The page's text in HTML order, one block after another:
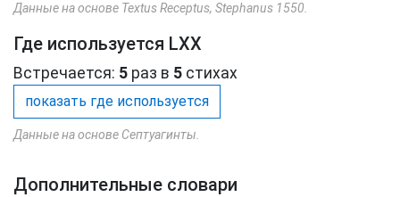
Данные на основе Textus Receptus, Stephanus 1550.
Где используется LXX
Встречается: 5 раз в 5 стихах
показать где используется
Данные на основе Септуагинты.
Дополнительные словари